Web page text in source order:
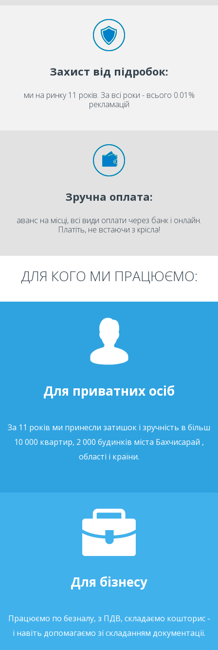
Захист від підробок:
ми на ринку 11 років. За всі роки - всього 0.01%
рекламацій
Зручна оплата:
аванс на місці, всі види оплати через банк і онлайн.
Платіть, не встаючи з крісла!
ДЛЯ КОГО МИ ПРАЦЮЄМО:
Для приватних осіб
За 11 років ми принесли затишок і зручність в більш
10 000 квартир, 2 000 будинків міста Бахчисарай ,
області і країни.
Для бізнесу
Працюємо по безналу, з ПДВ, складаємо кошторис -
і навіть допомагаємо зі складанням документації.